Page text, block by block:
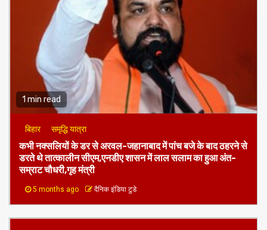
1 min read
बिहार समृद्धि यात्रा
कभी नक्सलियों के डर से अरवल-जहानाबाद में पांच बजे के बाद ठहरने से
डरते थे तात्कालीन सीएम,एनडीए शासन में लाल सलाम का हुआ अंत-
सम्राट चौधरी,गृह मंत्री
5 months ago दैनिक इंडिया टुडे